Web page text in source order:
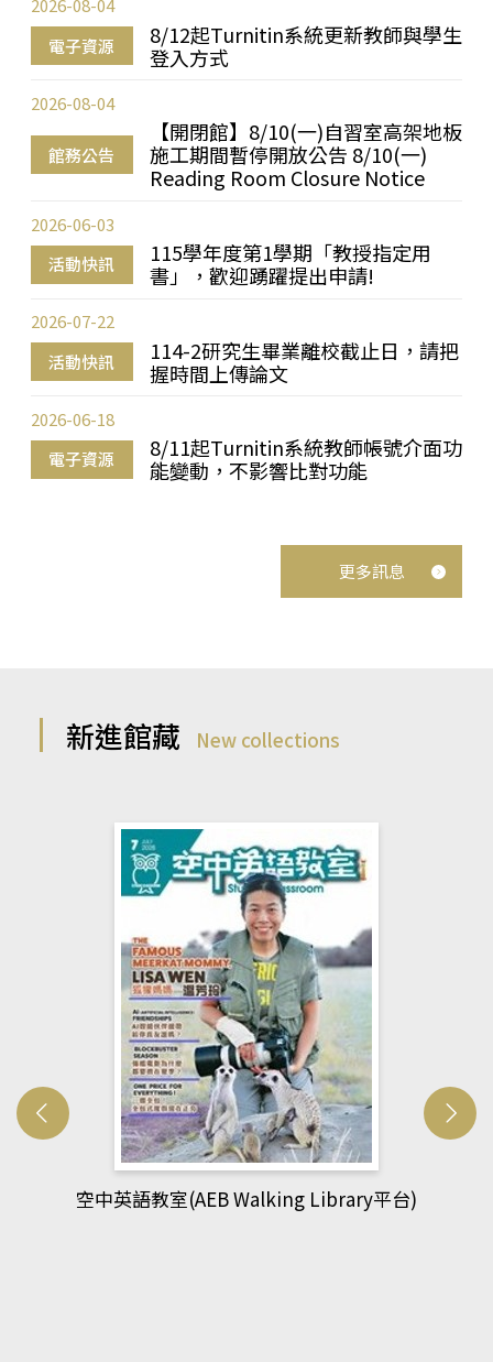
電子資源
8/12起Turnitin系統更新教師與學生
登入方式
2026-08-04
館務公告
【開閉館】8/10(一)自習室高架地板
施工期間暫停開放公告 8/10(一)
Reading Room Closure Notice
2026-08-04
活動快訊
115學年度第1學期「教授指定用
書」，歡迎踴躍提出申請!
2026-06-03
活動快訊
114-2研究生畢業離校截止日，請把
握時間上傳論文
2026-07-22
電子資源
8/11起Turnitin系統教師帳號介面功
能變動，不影響比對功能
2026-06-18
更多訊息
新進館藏 New collections
網管人(kono平台)